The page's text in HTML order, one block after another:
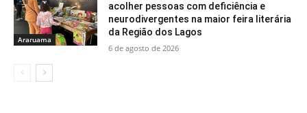
Araruama
acolher pessoas com deficiência e
neurodivergentes na maior feira literária
da Região dos Lagos
6 de agosto de 2026